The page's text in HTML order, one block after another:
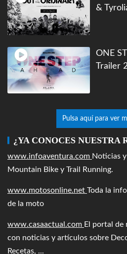
&
ONE
Trailer
Pulsa aquí para ver
¿YA CONOCES NUESTRA
www.infoaventura.com Noticias
Mountain Bike y Trail Running.
www.motosonline.net Toda la
de la moto
www.casaactual.com El portal de
con noticias y artículos sobre
Recetas, ...